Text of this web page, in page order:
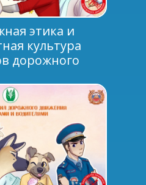
этика и
культура
дорожного